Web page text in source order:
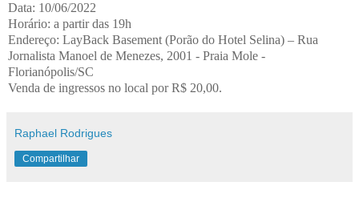
Data: 10/06/2022
Horário: a partir das 19h
Endereço: LayBack Basement (Porão do Hotel Selina) – Rua
Jornalista Manoel de Menezes, 2001 - Praia Mole -
Florianópolis/SC
Venda de ingressos no local por R$ 20,00.
Raphael Rodrigues
Compartilhar